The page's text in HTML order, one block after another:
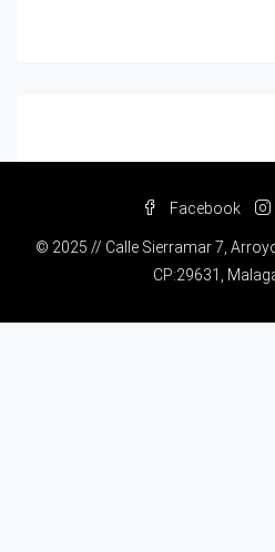
Facebook
© 2025 // Calle Sierramar 7,
CP:29631,